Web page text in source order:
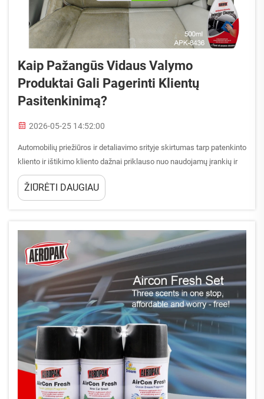
Kaip Pažangūs Vidaus Valymo
Produktai Gali Pagerinti Klientų
Pasitenkinimą?
2026-05-25 14:52:00
Automobilių priežiūros ir detaliavimo srityje skirtumas tarp patenkinto
kliento ir ištikimo kliento dažnai priklauso nuo naudojamų įrankių ir
formuluočių kokybės. Vidaus valymo produktai per pastaruosius
dešimtmetį žymiai tobulėjo...
ŽIŪRĖTI DAUGIAU